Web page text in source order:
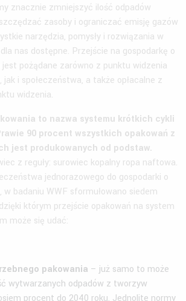
znacznie zmniejszyć ilość odpadów
zasoby i ograniczać emisję gazów
narzędzia, pomysły i rozwiązania w
nas dostępne. Przejście na gospodarkę o
pożądane zarówno z punktu widzenia
i społeczeństwa, a także opłacalne z
widzenia.
to nazwa systemu krótkich cykli
90 procent wszystkich opakowań z
jest produkowanych od podstaw.
z reguły: surowiec kopalny ropa naftowa.
jednorazowego do gospodarki o
badaniu WWF sformułowano siedem
którym przejście opakowań na system
może się udać:
pakowania – już samo to może
wytwarzanych odpadów z tworzyw
procent do 2040 roku. Jednolite normy